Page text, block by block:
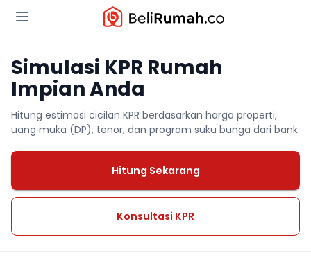
Simulasi KPR Rumah
Impian Anda
Hitung estimasi cicilan KPR berdasarkan harga properti,
uang muka (DP), tenor, dan program suku bunga dari bank.
Hitung Sekarang
Konsultasi KPR